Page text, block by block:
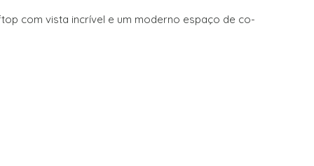
com vista incrível e um moderno espaço de co-